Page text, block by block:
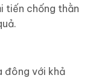
tiến chống thằn
đông với khả